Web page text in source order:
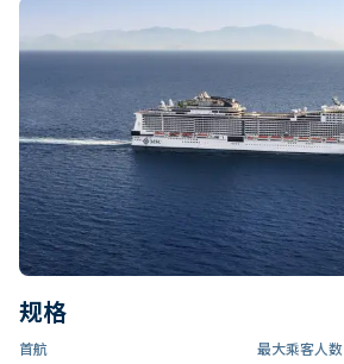
规格
首航 最大乘客人数